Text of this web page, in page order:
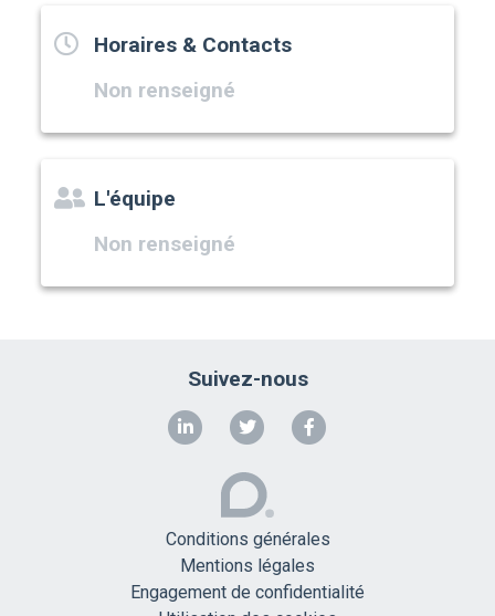
Horaires & Contacts
Non renseigné
L'équipe
Non renseigné
Suivez-nous
Conditions générales
Mentions légales
Engagement de confidentialité